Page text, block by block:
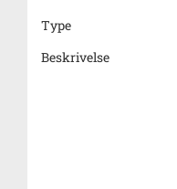
Type
Beskrivelse